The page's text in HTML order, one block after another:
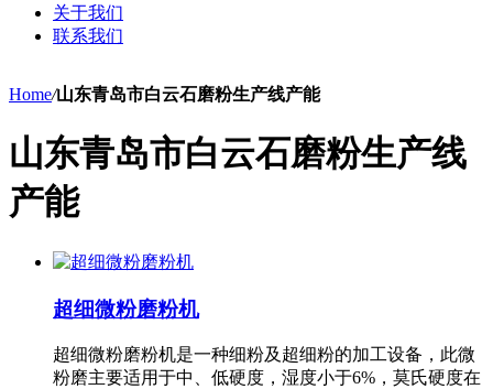
关于我们
联系我们
Home/山东青岛市白云石磨粉生产线产能
山东青岛市白云石磨粉生产线
产能
超细微粉磨粉机
超细微粉磨粉机是一种细粉及超细粉的加工设备，此微
粉磨主要适用于中、低硬度，湿度小于6%，莫氏硬度在